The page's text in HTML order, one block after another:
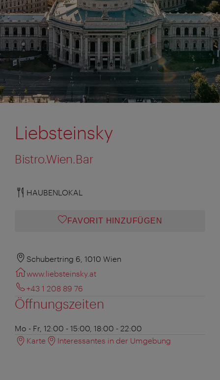
Liebsteinsky
Bistro.Wien.Bar
HAUBENLOKAL
FAVORIT HINZUFÜGEN
Schubertring 6, 1010 Wien
www.liebsteinsky.at
+43 1 208 89 76
Öffnungszeiten
Mo - Fr, 12:00 - 15:00, 18:00 - 22:00
Karte
Interessantes in der Umgebung